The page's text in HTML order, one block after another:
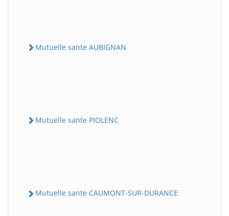
Mutuelle sante AUBIGNAN
Mutuelle sante PIOLENC
Mutuelle sante CAUMONT-SUR-DURANCE